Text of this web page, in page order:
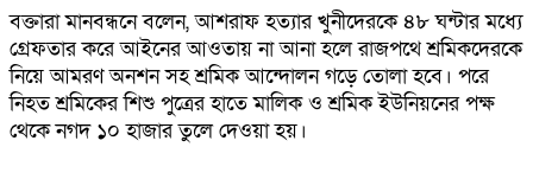
বক্তারা মানবন্ধনে বলেন, আশরাফ হত্যার খুনীদেরকে ৪৮ ঘন্টার মধ্যে
গ্রেফতার করে আইনের আওতায় না আনা হলে রাজপথে শ্রমিকদেরকে
নিয়ে আমরণ অনশন সহ শ্রমিক আন্দোলন গড়ে তোলা হবে। পরে
নিহত শ্রমিকের শিশু পুত্রের হাতে মালিক ও শ্রমিক ইউনিয়নের পক্ষ
থেকে নগদ ১০ হাজার তুলে দেওয়া হয়।